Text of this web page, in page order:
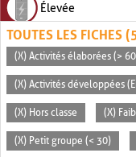
Élevée
TOUTES LES FICHES
(X) Activités élaborées (>
(X) Activités développées
(X) Hors classe (X)
(X) Petit groupe (< 30)